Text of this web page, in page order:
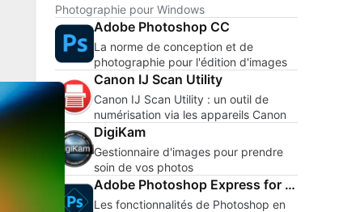
Photographie pour Windows
Adobe Photoshop CC
La norme de conception et de
photographie pour l'édition d'images
Canon IJ Scan Utility
Canon IJ Scan Utility : un outil de
numérisation via les appareils Canon
DigiKam
Gestionnaire d'images pour prendre
soin de vos photos
Adobe Photoshop Express for Windows 10
Les fonctionnalités de Photoshop en